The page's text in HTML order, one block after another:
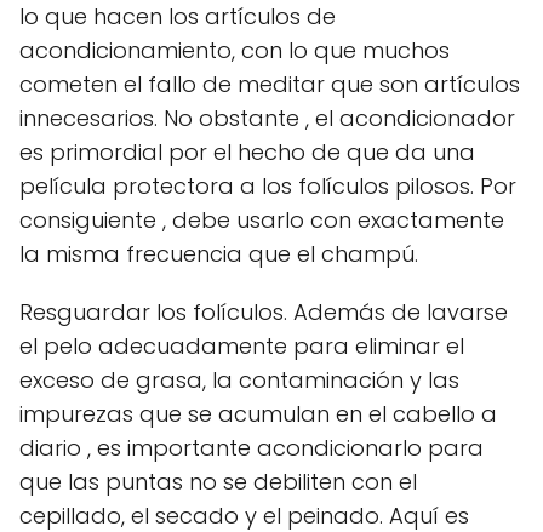
lo que hacen los artículos de
acondicionamiento, con lo que muchos
cometen el fallo de meditar que son artículos
innecesarios. No obstante , el acondicionador
es primordial por el hecho de que da una
película protectora a los folículos pilosos. Por
consiguiente , debe usarlo con exactamente
la misma frecuencia que el champú.
Resguardar los folículos. Además de lavarse
el pelo adecuadamente para eliminar el
exceso de grasa, la contaminación y las
impurezas que se acumulan en el cabello a
diario , es importante acondicionarlo para
que las puntas no se debiliten con el
cepillado, el secado y el peinado. Aquí es